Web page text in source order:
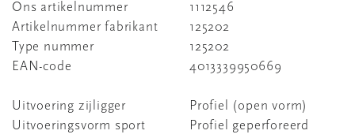
Ons artikelnummer
1112546
Artikelnummer fabrikant
125202
Type nummer
125202
EAN-code
4013339950669
Uitvoering zijligger
Profiel (open vorm)
Uitvoeringsvorm sport
Profiel geperforeerd